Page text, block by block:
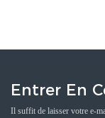
Entrer En
Il suffit de laisser votre e-